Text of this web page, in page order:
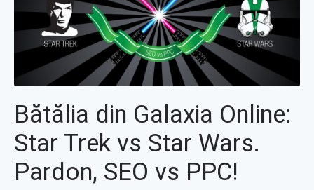
Bătălia din Galaxia Online:
Star Trek vs Star Wars.
Pardon, SEO vs PPC!